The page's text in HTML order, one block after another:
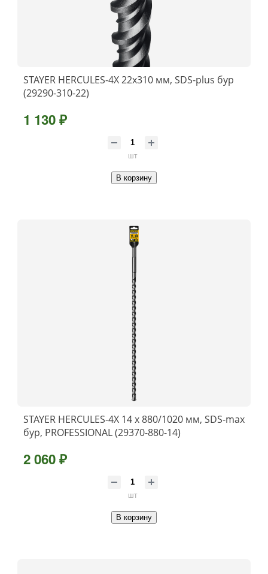
STAYER HERCULES-4Х 22x310 мм, SDS-plus бур
(29290-310-22)
1 130 ₽
шт
В корзину
STAYER HERCULES-4Х 14 x 880/1020 мм, SDS-max
бур, PROFESSIONAL (29370-880-14)
2 060 ₽
шт
В корзину